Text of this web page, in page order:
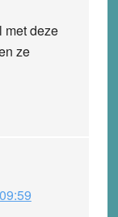
met deze
ze